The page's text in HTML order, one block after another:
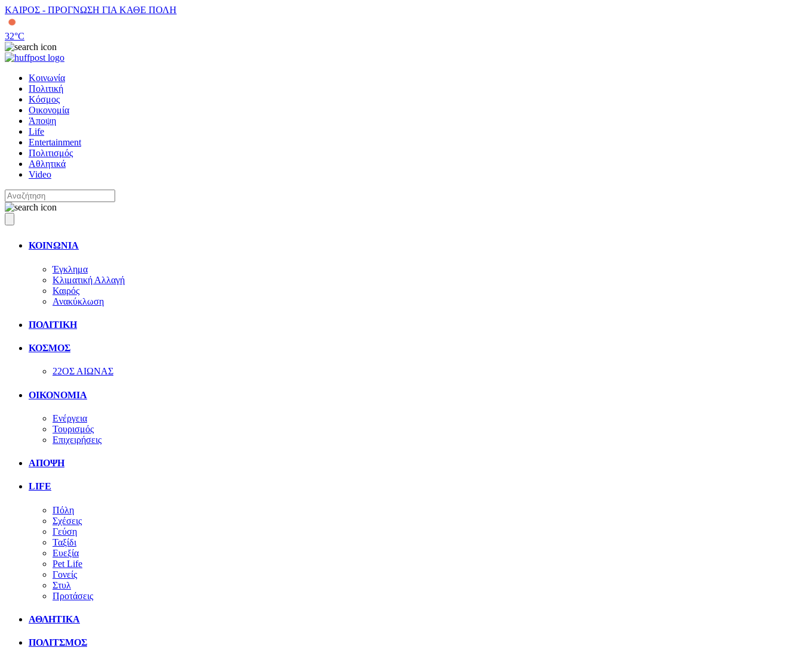
ΚΑΙΡΟΣ - ΠΡΟΓΝΩΣΗ ΓΙΑ ΚΑΘΕ ΠΟΛΗ
32°C
Κοινωνία
Πολιτική
Κόσμος
Οικονομία
Άποψη
Life
Entertainment
Πολιτισμός
Αθλητικά
Video
ΚΟΙΝΩΝΙΑ
Έγκλημα
Κλιματική Αλλαγή
Καιρός
Ανακύκλωση
ΠΟΛΙΤΙΚΗ
ΚΟΣΜΟΣ
22ΟΣ ΑΙΩΝΑΣ
ΟΙΚΟΝΟΜΙΑ
Ενέργεια
Τουρισμός
Επιχειρήσεις
ΑΠΟΨΗ
LIFE
Πόλη
Σχέσεις
Γεύση
Ταξίδι
Ευεξία
Pet Life
Γονείς
Στυλ
Προτάσεις
ΑΘΛΗΤΙΚΑ
ΠΟΛΙΤΣΜΟΣ